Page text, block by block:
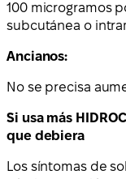
100 microgramos
subcutánea o
Ancianos:
No se precisa
Si usa más
que debiera
Los síntomas de